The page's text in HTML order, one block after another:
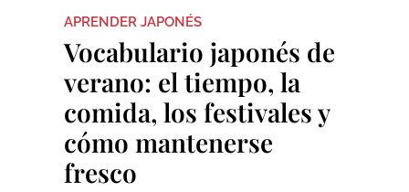
APRENDER JAPONÉS
Vocabulario japonés de
verano: el tiempo, la
comida, los festivales y
cómo mantenerse
fresco